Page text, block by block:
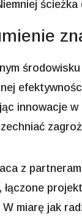
innowacje
z
łączone
W miarę jak